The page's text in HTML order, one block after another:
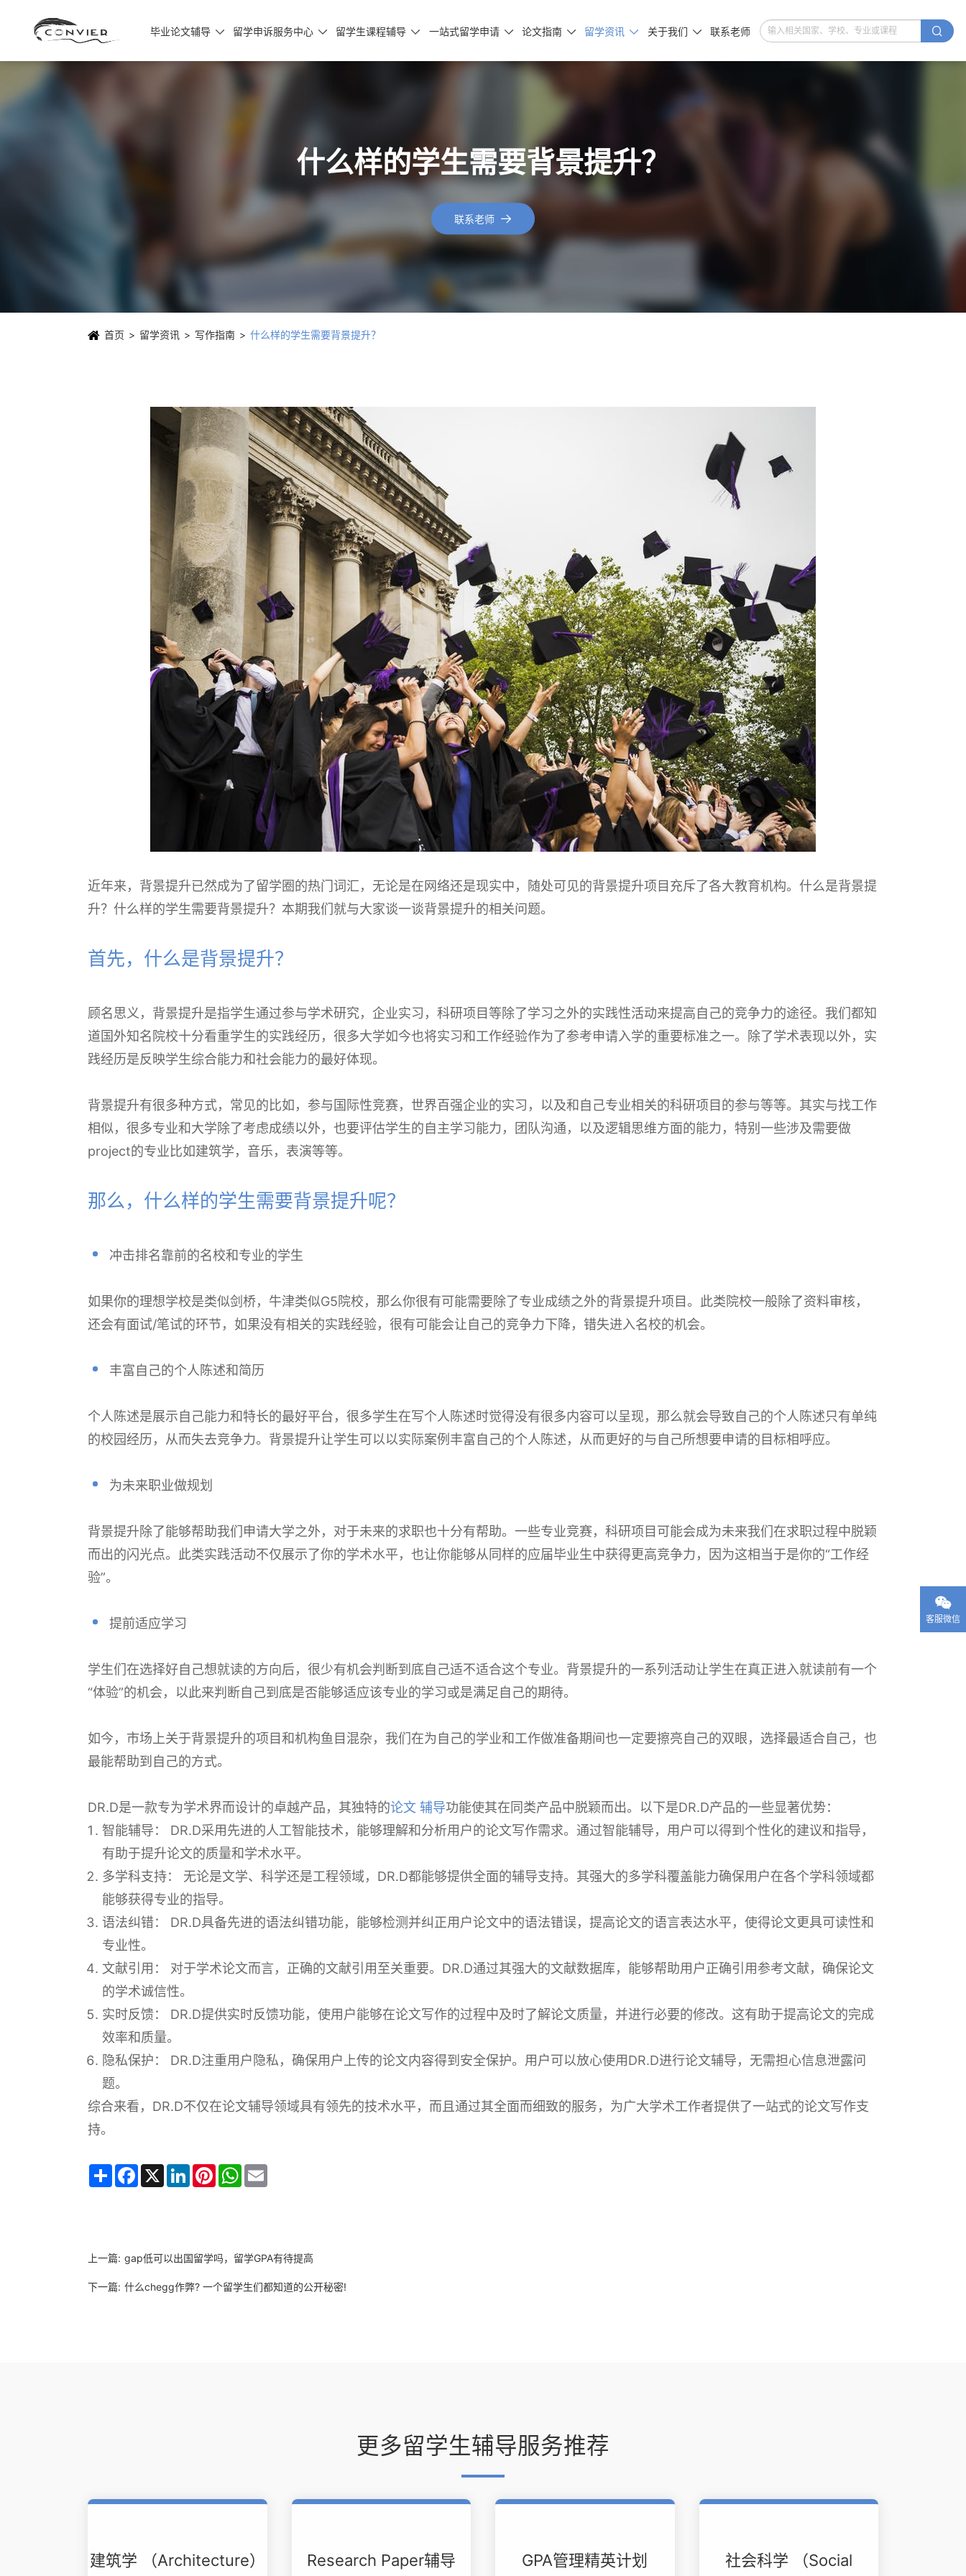
毕业论文辅导  留学申诉服务中心  留学生课程辅导  一站式留学申请  论文指南  留学资讯  关于我们  联系老师 
什么样的学生需要背景提升？
联系老师 
首页 留学资讯 写作指南 什么样的学生需要背景提升？
近年来，背景提升已然成为了留学圈的热门词汇，无论是在网络还是现实中，随处可见的背景提升项目充斥了各大教育机构。什么是背景提
升？什么样的学生需要背景提升？本期我们就与大家谈一谈背景提升的相关问题。
首先，什么是背景提升？
顾名思义，背景提升是指学生通过参与学术研究，企业实习，科研项目等除了学习之外的实践性活动来提高自己的竞争力的途径。我们都知
道国外知名院校十分看重学生的实践经历，很多大学如今也将实习和工作经验作为了参考申请入学的重要标准之一。除了学术表现以外，实
践经历是反映学生综合能力和社会能力的最好体现。
背景提升有很多种方式，常见的比如，参与国际性竞赛，世界百强企业的实习，以及和自己专业相关的科研项目的参与等等。其实与找工作
相似，很多专业和大学除了考虑成绩以外，也要评估学生的自主学习能力，团队沟通，以及逻辑思维方面的能力，特别一些涉及需要做
project的专业比如建筑学，音乐，表演等等。
那么，什么样的学生需要背景提升呢？
冲击排名靠前的名校和专业的学生
如果你的理想学校是类似剑桥，牛津类似G5院校，那么你很有可能需要除了专业成绩之外的背景提升项目。此类院校一般除了资料审核，
还会有面试/笔试的环节，如果没有相关的实践经验，很有可能会让自己的竞争力下降，错失进入名校的机会。
丰富自己的个人陈述和简历
个人陈述是展示自己能力和特长的最好平台，很多学生在写个人陈述时觉得没有很多内容可以呈现，那么就会导致自己的个人陈述只有单纯
的校园经历，从而失去竞争力。背景提升让学生可以以实际案例丰富自己的个人陈述，从而更好的与自己所想要申请的目标相呼应。
为未来职业做规划
背景提升除了能够帮助我们申请大学之外，对于未来的求职也十分有帮助。一些专业竞赛，科研项目可能会成为未来我们在求职过程中脱颖
而出的闪光点。此类实践活动不仅展示了你的学术水平，也让你能够从同样的应届毕业生中获得更高竞争力，因为这相当于是你的“工作经
验”。
提前适应学习
学生们在选择好自己想就读的方向后，很少有机会判断到底自己适不适合这个专业。背景提升的一系列活动让学生在真正进入就读前有一个
“体验”的机会，以此来判断自己到底是否能够适应该专业的学习或是满足自己的期待。
如今，市场上关于背景提升的项目和机构鱼目混杂，我们在为自己的学业和工作做准备期间也一定要擦亮自己的双眼，选择最适合自己，也
最能帮助到自己的方式。
DR.D是一款专为学术界而设计的卓越产品，其独特的论文 辅导功能使其在同类产品中脱颖而出。以下是DR.D产品的一些显著优势：
智能辅导： DR.D采用先进的人工智能技术，能够理解和分析用户的论文写作需求。通过智能辅导，用户可以得到个性化的建议和指导，
有助于提升论文的质量和学术水平。
多学科支持： 无论是文学、科学还是工程领域，DR.D都能够提供全面的辅导支持。其强大的多学科覆盖能力确保用户在各个学科领域都
能够获得专业的指导。
语法纠错： DR.D具备先进的语法纠错功能，能够检测并纠正用户论文中的语法错误，提高论文的语言表达水平，使得论文更具可读性和
专业性。
文献引用： 对于学术论文而言，正确的文献引用至关重要。DR.D通过其强大的文献数据库，能够帮助用户正确引用参考文献，确保论文
的学术诚信性。
实时反馈： DR.D提供实时反馈功能，使用户能够在论文写作的过程中及时了解论文质量，并进行必要的修改。这有助于提高论文的完成
效率和质量。
隐私保护： DR.D注重用户隐私，确保用户上传的论文内容得到安全保护。用户可以放心使用DR.D进行论文辅导，无需担心信息泄露问
题。
综合来看，DR.D不仅在论文辅导领域具有领先的技术水平，而且通过其全面而细致的服务，为广大学术工作者提供了一站式的论文写作支
持。
Share Facebook
X LinkedInPinterestWhatsApp
上一篇: gap低可以出国留学吗，留学GPA有待提高
下一篇: 什么chegg作弊? 一个留学生们都知道的公开秘密!
更多留学生辅导服务推荐
建筑学 （Architecture） Research Paper辅导 GPA管理精英计划
社会科学 （Social

客服微信